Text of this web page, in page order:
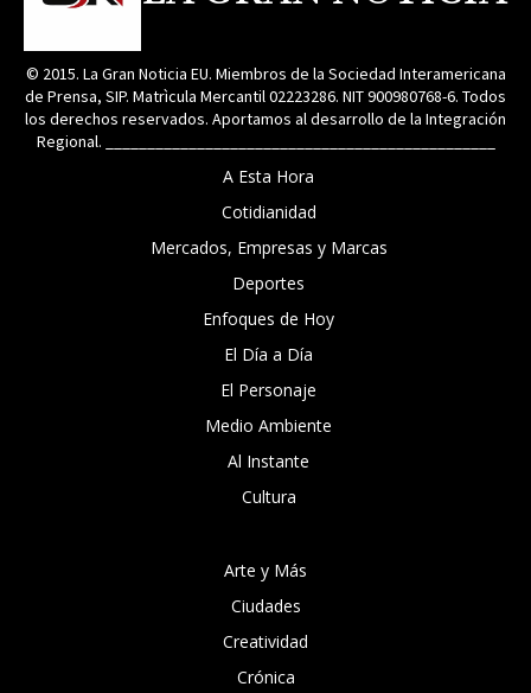
© 2015. La Gran Noticia EU. Miembros de la Sociedad Interamericana
de Prensa, SIP. Matrìcula Mercantil 02223286. NIT 900980768-6. Todos
los derechos reservados. Aportamos al desarrollo de la Integración
Regional. _______________________________________________
A Esta Hora
Cotidianidad
Mercados, Empresas y Marcas
Deportes
Enfoques de Hoy
El Día a Día
El Personaje
Medio Ambiente
Al Instante
Cultura
Arte y Más
Ciudades
Creatividad
Crónica